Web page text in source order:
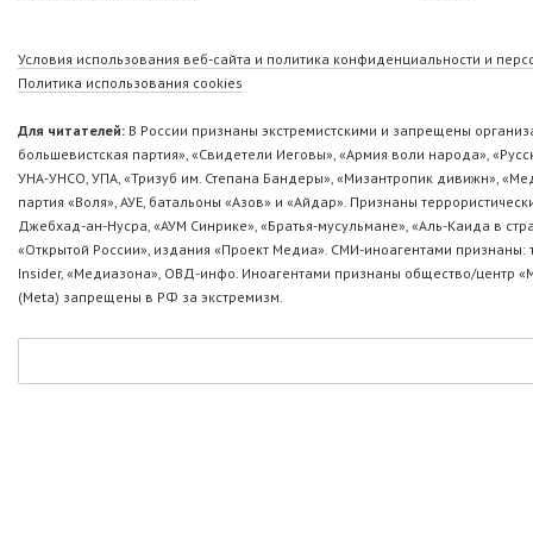
Условия использования веб-сайта и политика конфиденциальности и
Политика использования cookies
Для читателей: В России признаны экстремистскими и запрещены
большевистская партия», «Свидетели Иеговы», «Армия воли народа»,
УНА-УНСО, УПА, «Тризуб им. Степана Бандеры», «Мизантропик дивижн»,
партия «Воля», АУЕ, батальоны «Азов» и «Айдар». Признаны
Джебхад-ан-Нусра, «АУМ Синрике», «Братья-мусульмане», «Аль-Каида в
«Открытой России», издания «Проект Медиа». СМИ-иноагентами
Insider, «Медиазона», ОВД-инфо. Иноагентами признаны общество/центр
(Metа) запрещены в РФ за экстремизм.